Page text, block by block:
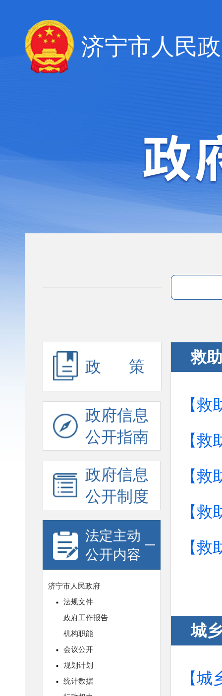
济宁市人民
政 策
政府信息
公开指南
政府信息
公开制度
法定主动
公开内容
救
【
【
【
【
【
城
【